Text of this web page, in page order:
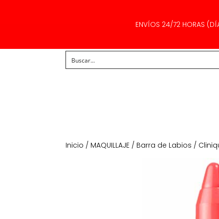
ENVÍOS 24/72 HORAS
Inicio / MAQUILLAJE / Barra de Labios /